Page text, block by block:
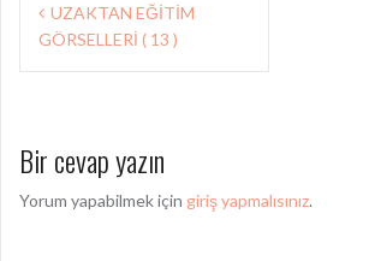
ı
d
o
UZAKTAN EĞİTİM
GÖRSELLERİ ( 13 )
Bir cevap yazın
Yorum yapabilmek için giriş yapmalısınız.